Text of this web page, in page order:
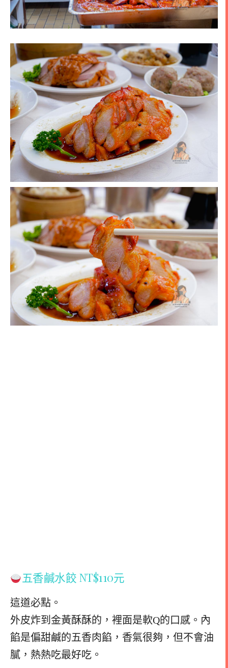
五香鹹水餃 NT$110元
這道必點。
外皮炸到金黃酥酥的，裡面是軟Q的口感。 內
餡是偏甜鹹的五香肉餡，香氣很夠，但不會油
膩，熱熱吃最好吃。